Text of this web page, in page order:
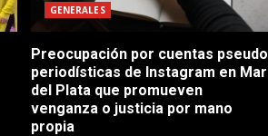
GENERALES
Preocupación por cuentas pseudo
periodísticas de Instagram en Mar
del Plata que promueven
venganza o justicia por mano
propia